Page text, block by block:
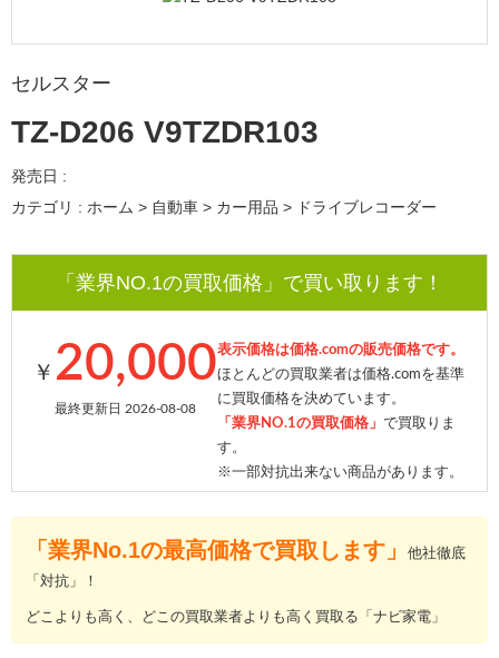
セルスター
TZ-D206 V9TZDR103
発売日 :
カテゴリ : ホーム > 自動車 > カー用品 > ドライブレコーダー
「業界NO.1の買取価格」で買い取ります！
￥ 20,000
最終更新日 2026-08-08
表示価格は価格.comの販売価格です。
ほとんどの買取業者は価格.comを基準
に買取価格を決めています。
「業界NO.1の買取価格」 で買取りま
す。
※一部対抗出来ない商品があります。
「業界No.1の最高価格で買取します」
他社徹底
「対抗」！
どこよりも高く、どこの買取業者よりも高く買取る「ナビ家電」